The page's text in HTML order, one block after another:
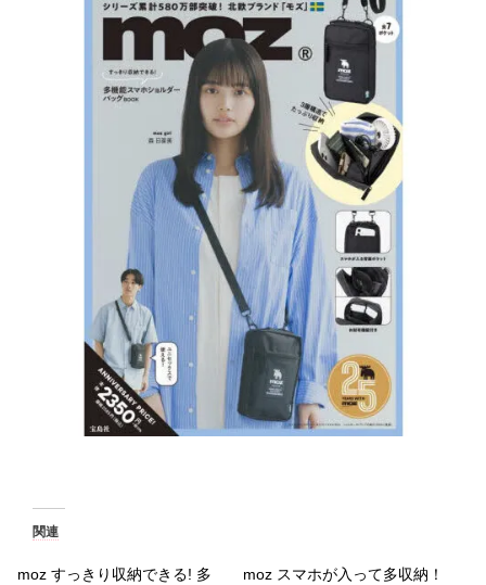
関連
moz すっきり収納できる! 多 moz スマホが入って多収納！